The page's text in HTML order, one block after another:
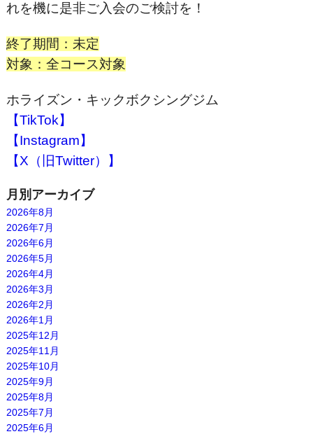
れを機に是非ご入会のご検討を！
終了期間：未定
対象：全コース対象
ホライズン・キックボクシングジム
【TikTok】
【Instagram】
【X（旧Twitter）】
月別アーカイブ
2026年8月
2026年7月
2026年6月
2026年5月
2026年4月
2026年3月
2026年2月
2026年1月
2025年12月
2025年11月
2025年10月
2025年9月
2025年8月
2025年7月
2025年6月